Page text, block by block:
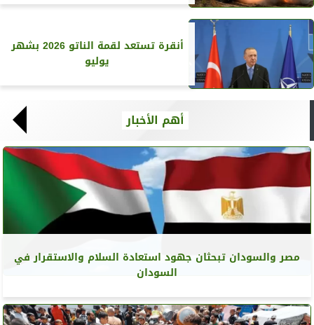
أنقرة تستعد لقمة الناتو 2026 بشهر
يوليو
أهم الأخبار
مصر والسودان تبحثان جهود استعادة السلام والاستقرار في
السودان